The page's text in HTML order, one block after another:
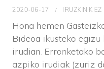
2020-06-17 IRUZKINIK EZ
Hona hemen
Bideoa ikusteko
irudian. Erronketako
azpiko irudiak (zuriz